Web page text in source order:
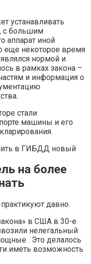
устанавливать
с большим
аппарат иной
еще некоторое время
нормой и
в рамках закона –
и информация о
стали
машины и его
в ГИБДД новый
на более
давно.
в США в 30-е
нелегальный
. Это делалось
иметь возможность